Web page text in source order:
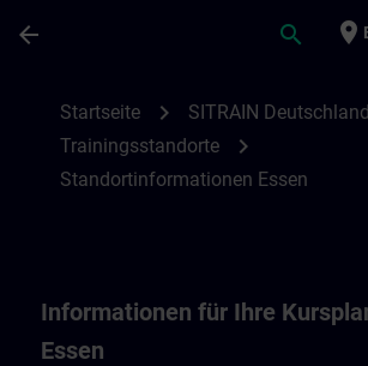
arrow_back search place
Startseite chevron_right SITRAIN Deutschland
Trainingsstandorte chevron_right
Standortinformationen Essen
Informationen für Ihre
Essen